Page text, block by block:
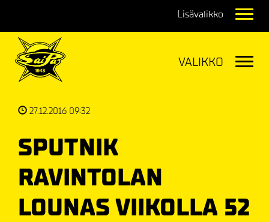
27.12.2016 09:32
SPUTNIK
RAVINTOLAN
LOUNAS VIIKOLLA 52